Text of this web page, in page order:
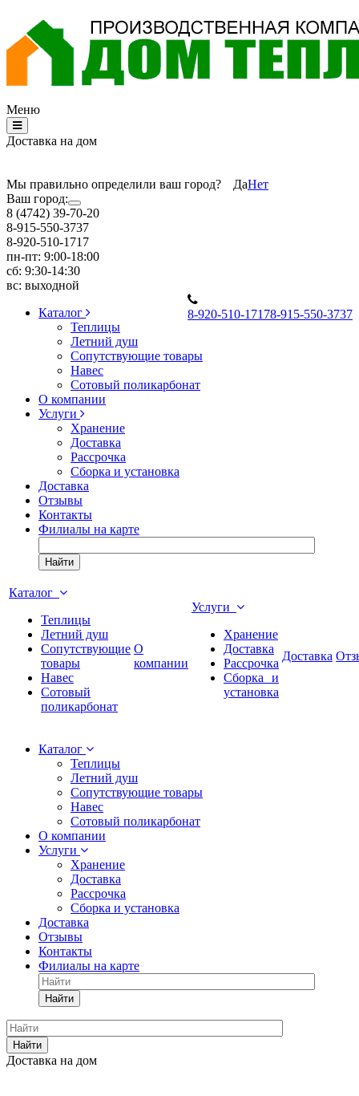
Меню
Доставка на дом
Мы правильно определили ваш город? ДаНет
Ваш город:
8 (4742) 39-70-20
8-915-550-3737
8-920-510-1717
пн-пт: 9:00-18:00
сб: 9:30-14:30
вс: выходной
8-920-510-17178-915-550-3737
Каталог
Теплицы
Летний душ
Сопутствующие товары
Навес
Сотовый поликарбонат
О компании
Услуги
Хранение
Доставка
Рассрочка
Сборка и установка
Доставка
Отзывы
Контакты
Филиалы на карте
Найти
Каталог
Теплицы
Летний душ
Сопутствующие
товары
Навес
Сотовый
поликарбонат
О
компании
Услуги
Хранение
Доставка
Рассрочка
Сборка и
установка
Доставка
Каталог
Теплицы
Летний душ
Сопутствующие товары
Навес
Сотовый поликарбонат
О компании
Услуги
Хранение
Доставка
Рассрочка
Сборка и установка
Доставка
Отзывы
Контакты
Филиалы на карте
Найти
Найти
Доставка на дом